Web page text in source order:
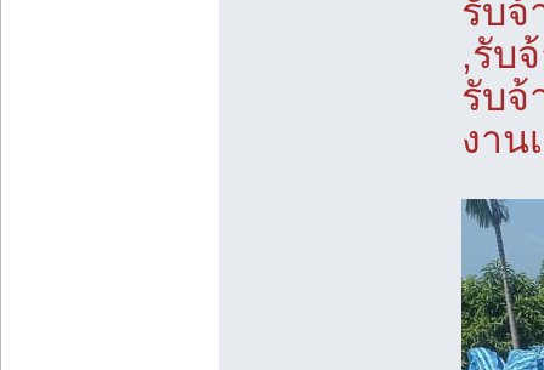
รับจ้
,รับ
รับจ้
งาน